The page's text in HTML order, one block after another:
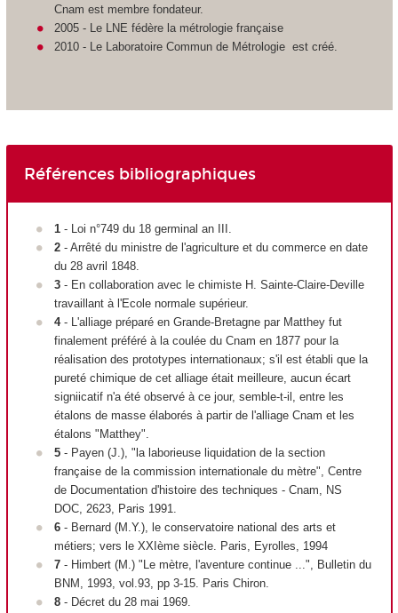
Cnam est membre fondateur.
2005 - Le LNE fédère la métrologie française
2010 - Le Laboratoire Commun de Métrologie est créé.
Références bibliographiques
1- Loi n°749 du 18 germinal an III.
2- Arrêté du ministre de l'agriculture et du commerce en date
du 28 avril 1848.
3- En collaboration avec le chimiste H. Sainte-Claire-Deville
travaillant à l'Ecole normale supérieur.
4- L'alliage préparé en Grande-Bretagne par Matthey fut
finalement préféré à la coulée du Cnam en 1877 pour la
réalisation des prototypes internationaux; s'il est établi que la
pureté chimique de cet alliage était meilleure, aucun écart
signiicatif n'a été observé à ce jour, semble-t-il, entre les
étalons de masse élaborés à partir de l'alliage Cnam et les
étalons "Matthey".
5- Payen (J.), "la laborieuse liquidation de la section
française de la commission internationale du mètre", Centre
de Documentation d'histoire des techniques - Cnam, NS
DOC, 2623, Paris 1991.
6- Bernard (M.Y.), le conservatoire national des arts et
métiers; vers le XXI èmesiècle. Paris, Eyrolles, 1994
7- Himbert (M.) "Le mètre, l'aventure continue ...", Bulletin du
BNM, 1993, vol.93, pp 3-15. Paris Chiron.
8- Décret du 28 mai 1969.